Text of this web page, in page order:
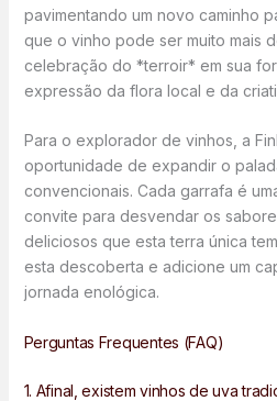
pavimentando um novo caminho
que o vinho pode ser muito mais
celebração do *terroir* em sua
expressão da flora local e da
Para o explorador de vinhos, a
oportunidade de expandir o
convencionais. Cada garrafa é
convite para desvendar os
deliciosos que esta terra única
esta descoberta e adicione um
jornada enológica.
Perguntas Frequentes (FAQ)
1. Afinal, existem vinhos de uva